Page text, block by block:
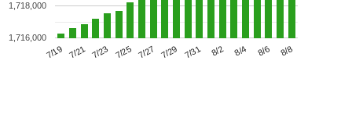
7/19 7/21 7/23 7/25 7/27 7/29 7/31 8/2 8/4 8/6 8/8
1,716,000
1,718,000